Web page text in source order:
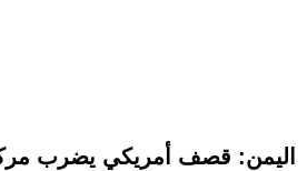
اليمن: قصف أمريكي يضرب مركز